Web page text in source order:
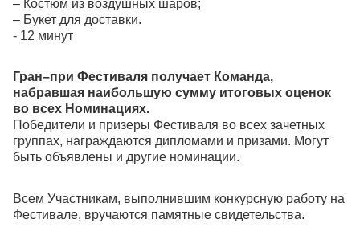
– Костюм из воздушных шаров;
– Букет для доставки.
- 12 минут
Гран–при Фестиваля получает Команда,
набравшая наибольшую сумму итоговых оценок
во всех Номинациях.
Победители и призеры Фестиваля во всех зачетных
группах, награждаются дипломами и призами. Могут
быть объявлены и другие номинации.
Всем Участникам, выполнившим конкурсную работу на
Фестивале, вручаются памятные свидетельства.